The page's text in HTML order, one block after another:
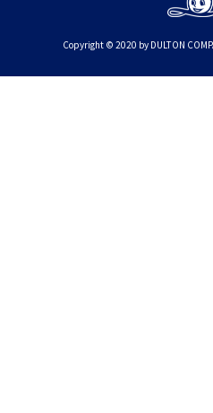
Copyright © 2020 by DULTON